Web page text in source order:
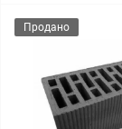
Продано